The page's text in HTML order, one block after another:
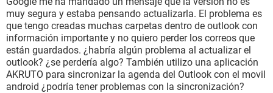
muy segura y estaba pensando actualizarla. El problema es
que tengo creadas muchas carpetas dentro de outlook con
información importante y no quiero perder los correos que
están guardados. ¿habría algún problema al actualizar el
outlook? ¿se perdería algo? También utilizo una aplicación
AKRUTO para sincronizar la agenda del Outlook con el movil
android ¿podría tener problemas con la sincronización?